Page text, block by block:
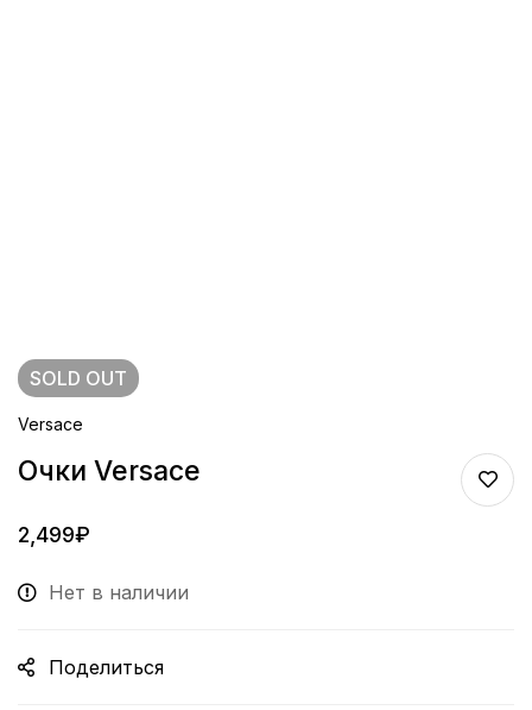
SOLD OUT
Versace
Очки Versace
2,499₽
Нет в наличии
Поделиться